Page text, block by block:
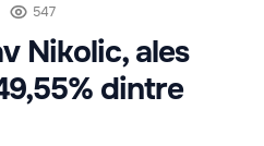
547
Nikolic, ales
dintre